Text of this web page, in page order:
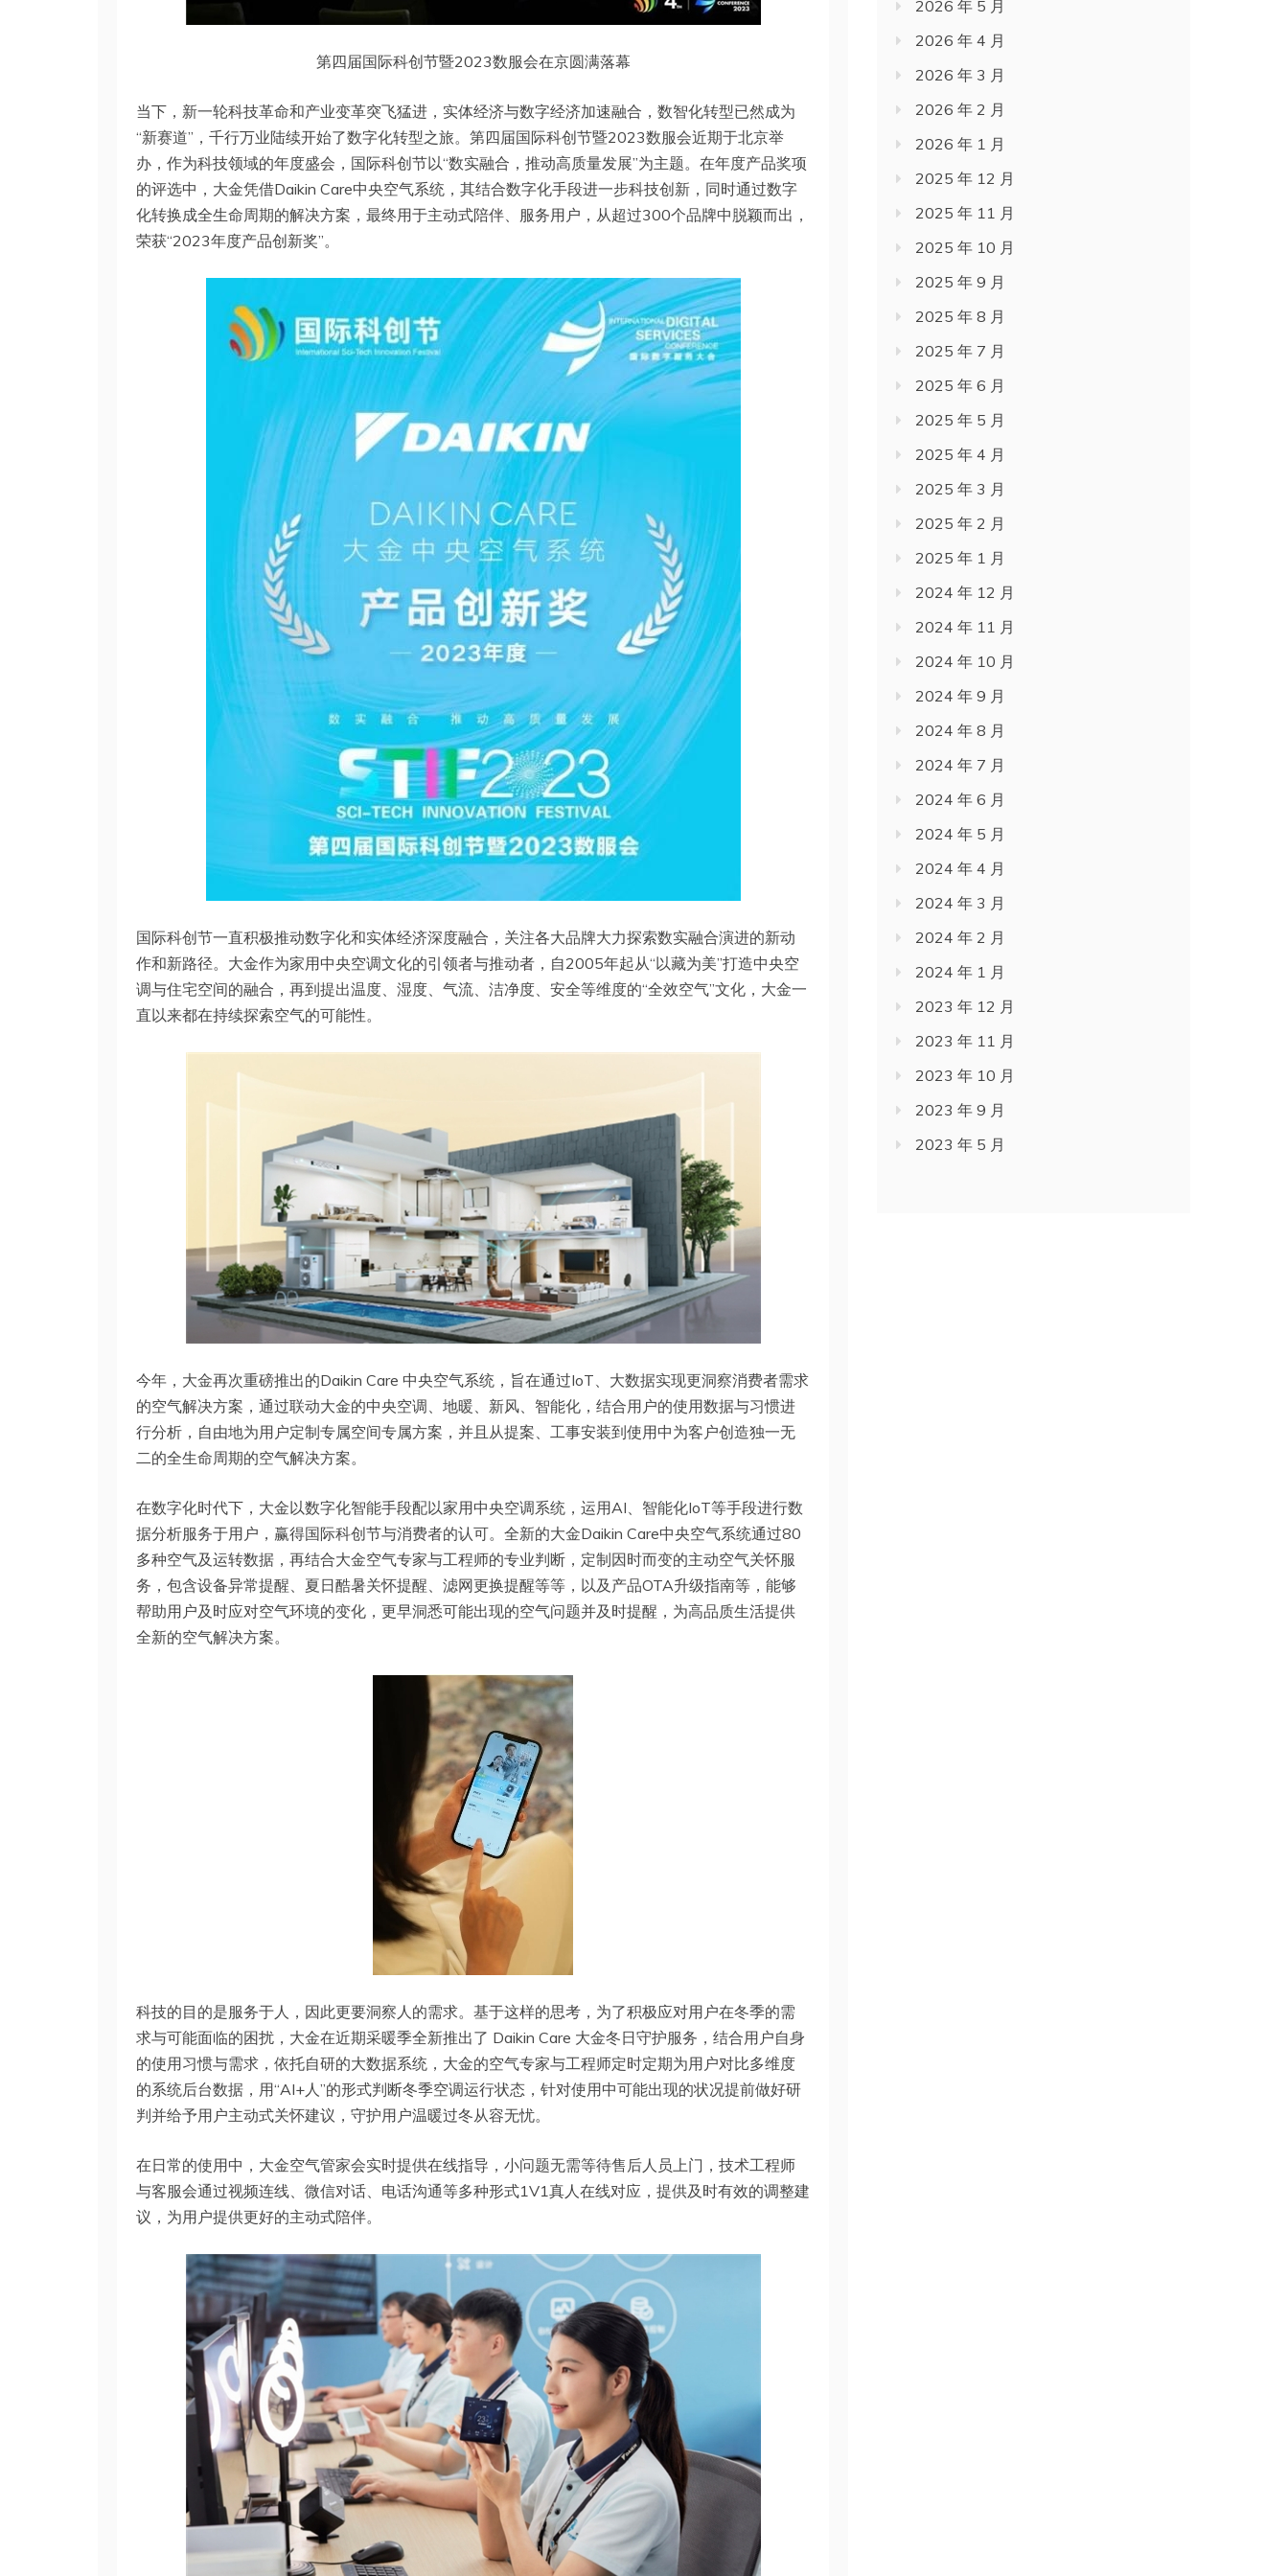
第四届国际科创节暨2023数服会在京圆满落幕
当下，新一轮科技革命和产业变革突飞猛进，实体经济与数字经济加速融合，数智化转型已然成为
“新赛道”，千行万业陆续开始了数字化转型之旅。第四届国际科创节暨2023数服会近期于北京举
办，作为科技领域的年度盛会，国际科创节以“数实融合，推动高质量发展”为主题。在年度产品奖项
的评选中，大金凭借Daikin Care中央空气系统，其结合数字化手段进一步科技创新，同时通过数字
化转换成全生命周期的解决方案，最终用于主动式陪伴、服务用户，从超过300个品牌中脱颖而出，
荣获“2023年度产品创新奖”。
国际科创节一直积极推动数字化和实体经济深度融合，关注各大品牌大力探索数实融合演进的新动
作和新路径。大金作为家用中央空调文化的引领者与推动者，自2005年起从“以藏为美”打造中央空
调与住宅空间的融合，再到提出温度、湿度、气流、洁净度、安全等维度的“全效空气”文化，大金一
直以来都在持续探索空气的可能性。
今年，大金再次重磅推出的Daikin Care 中央空气系统，旨在通过IoT、大数据实现更洞察消费者需求
的空气解决方案，通过联动大金的中央空调、地暖、新风、智能化，结合用户的使用数据与习惯进
行分析，自由地为用户定制专属空间专属方案，并且从提案、工事安装到使用中为客户创造独一无
二的全生命周期的空气解决方案。
在数字化时代下，大金以数字化智能手段配以家用中央空调系统，运用AI、智能化IoT等手段进行数
据分析服务于用户，赢得国际科创节与消费者的认可。全新的大金Daikin Care中央空气系统通过80
多种空气及运转数据，再结合大金空气专家与工程师的专业判断，定制因时而变的主动空气关怀服
务，包含设备异常提醒、夏日酷暑关怀提醒、滤网更换提醒等等，以及产品OTA升级指南等，能够
帮助用户及时应对空气环境的变化，更早洞悉可能出现的空气问题并及时提醒，为高品质生活提供
全新的空气解决方案。
科技的目的是服务于人，因此更要洞察人的需求。基于这样的思考，为了积极应对用户在冬季的需
求与可能面临的困扰，大金在近期采暖季全新推出了 Daikin Care 大金冬日守护服务，结合用户自身
的使用习惯与需求，依托自研的大数据系统，大金的空气专家与工程师定时定期为用户对比多维度
的系统后台数据，用“AI+人”的形式判断冬季空调运行状态，针对使用中可能出现的状况提前做好研
判并给予用户主动式关怀建议，守护用户温暖过冬从容无忧。
在日常的使用中，大金空气管家会实时提供在线指导，小问题无需等待售后人员上门，技术工程师
与客服会通过视频连线、微信对话、电话沟通等多种形式1V1真人在线对应，提供及时有效的调整建
议，为用户提供更好的主动式陪伴。
2026 年 5 月
2026 年 4 月
2026 年 3 月
2026 年 2 月
2026 年 1 月
2025 年 12 月
2025 年 11 月
2025 年 10 月
2025 年 9 月
2025 年 8 月
2025 年 7 月
2025 年 6 月
2025 年 5 月
2025 年 4 月
2025 年 3 月
2025 年 2 月
2025 年 1 月
2024 年 12 月
2024 年 11 月
2024 年 10 月
2024 年 9 月
2024 年 8 月
2024 年 7 月
2024 年 6 月
2024 年 5 月
2024 年 4 月
2024 年 3 月
2024 年 2 月
2024 年 1 月
2023 年 12 月
2023 年 11 月
2023 年 10 月
2023 年 9 月
2023 年 5 月